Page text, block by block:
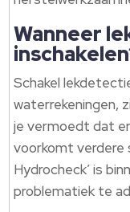
Wanneer
Schakel
waterrekeningen,
je vermoedt dat
voorkomt verdere
Hydrocheck’ is
problematiek te